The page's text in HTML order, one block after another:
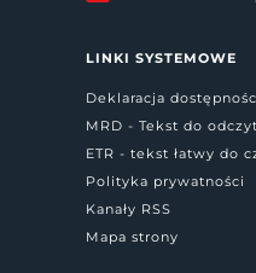
LINKI SYSTEMOWE
Deklaracja
MRD - Tekst do
ETR - tekst łatwy do
Polityka prywatności
Kanały RSS
Mapa strony